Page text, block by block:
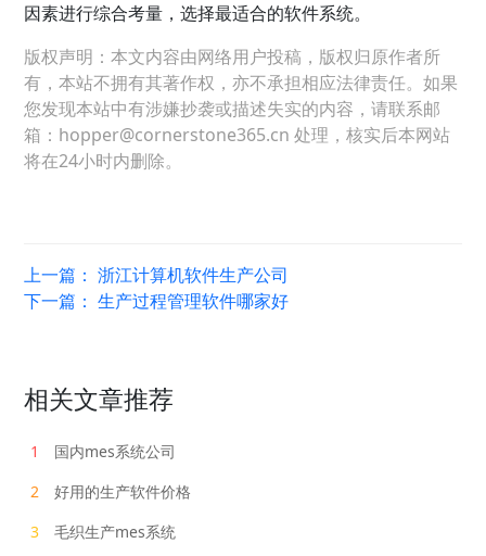
因素进行综合考量，选择最适合的软件系统。
版权声明：本文内容由网络用户投稿，版权归原作者所
有，本站不拥有其著作权，亦不承担相应法律责任。如果
您发现本站中有涉嫌抄袭或描述失实的内容，请联系邮
箱：hopper@cornerstone365.cn 处理，核实后本网站
将在24小时内删除。
上一篇：浙江计算机软件生产公司
下一篇：生产过程管理软件哪家好
相关文章推荐
1
国内mes系统公司
2
好用的生产软件价格
3
毛织生产mes系统